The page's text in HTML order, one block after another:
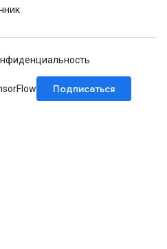
Подписаться